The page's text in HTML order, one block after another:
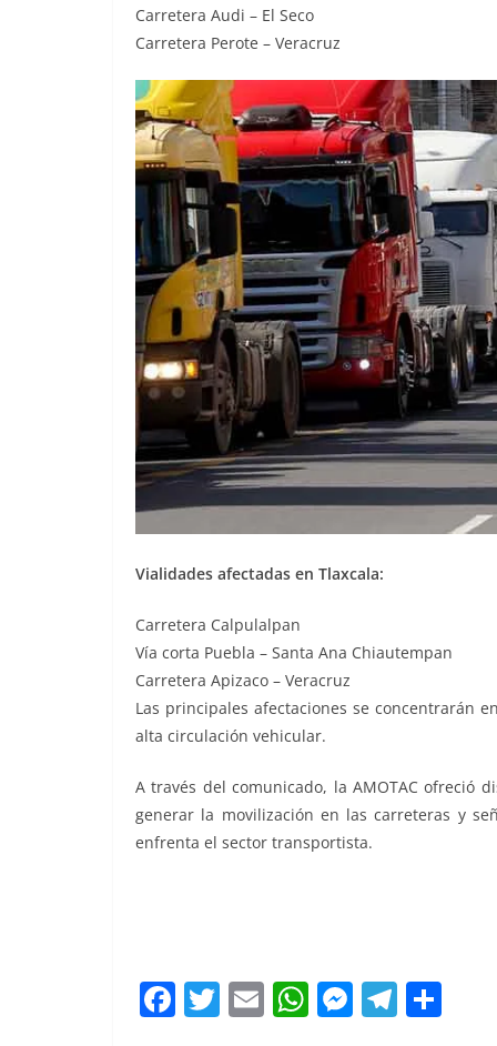
Carretera Audi – El Seco
Carretera Perote – Veracruz
Vialidades afectadas en Tlaxcala:
Carretera Calpulalpan
Vía corta Puebla – Santa Ana Chiautempan
Carretera Apizaco – Veracruz
Las principales afectaciones se concentrarán
alta circulación vehicular.
A través del comunicado, la AMOTAC ofreció
generar la movilización en las carreteras y
enfrenta el sector transportista.
F T E W M T